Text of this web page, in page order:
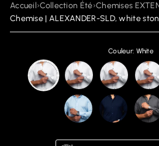
Accueil›Collection Été›Chemises
Chemise | ALEXANDER-SLD, white
Couleur: White